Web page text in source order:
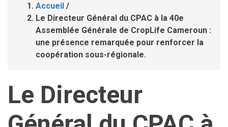
Fil
d'Ariane
Accueil /
Le Directeur Général du CPAC à la 40e
Assemblée Générale de CropLife Cameroun :
une présence remarquée pour renforcer la
coopération sous-régionale.
Le Directeur